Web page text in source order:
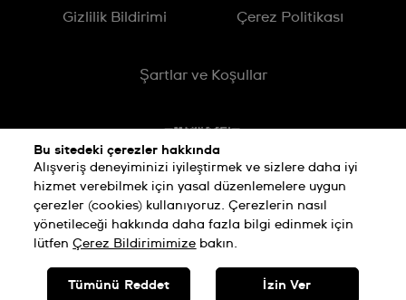
Gizlilik Bildirimi Çerez Politikası
Şartlar ve Koşullar
SWISS MADE
Bu sitedeki çerezler hakkında
Alışveriş deneyiminizi iyileştirmek ve sizlere daha iyi
hizmet verebilmek için yasal düzenlemelere uygun
çerezler (cookies) kullanıyoruz. Çerezlerin nasıl
yönetileceği hakkında daha fazla bilgi edinmek için
lütfenÇerez Bildirimimize bakın.
Tümünü Reddet İzin Ver